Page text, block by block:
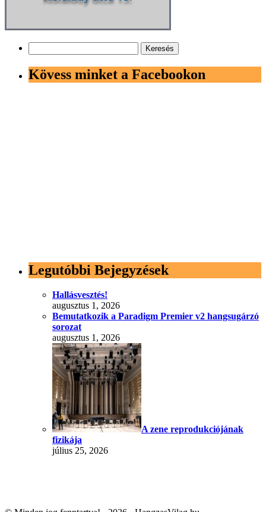
Kövess minket a Facebookon
Legutóbbi Bejegyzések
Hallásvesztés!
augusztus 1, 2026
Bemutatkozik a Paradigm Premier v2 hangsugárzó
sorozat
augusztus 1, 2026
A zene reprodukciójának
fizikája
július 25, 2026